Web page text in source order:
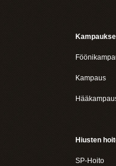
Kampaus
Hiusten
SP-Hoito